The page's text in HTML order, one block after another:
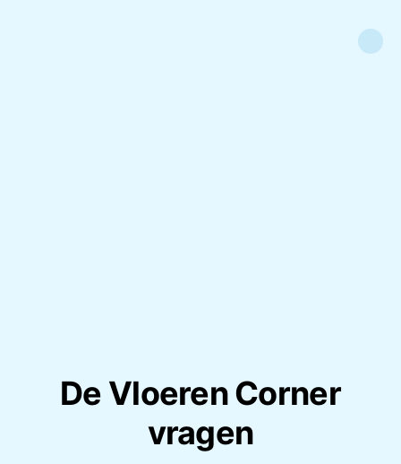
De Vloeren Corner
vragen